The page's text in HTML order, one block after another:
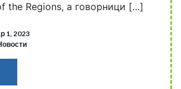
the Regions, а говорници […]
1, 2023